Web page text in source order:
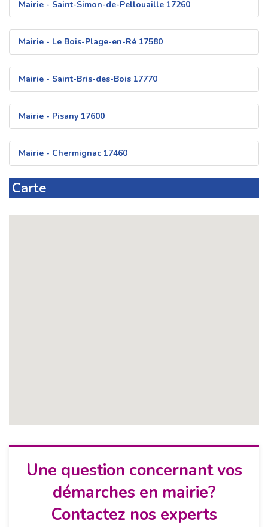
Mairie - Saint-Simon-de-Pellouaille 17260
Mairie - Le Bois-Plage-en-Ré 17580
Mairie - Saint-Bris-des-Bois 17770
Mairie - Pisany 17600
Mairie - Chermignac 17460
Carte
Une question concernant vos
démarches en mairie?
Contactez nos experts